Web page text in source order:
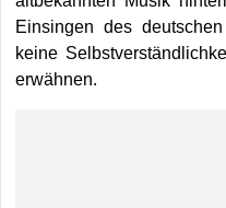
Einsingen des
keine
erwähnen.